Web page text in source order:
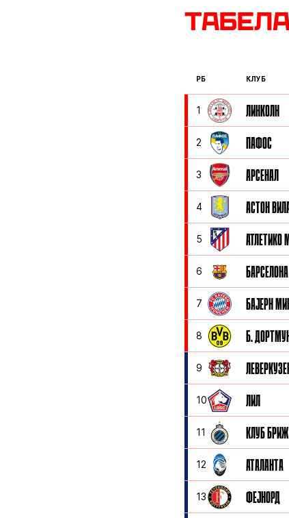
РБ КЛУБ
1 ЛИНКОЛН
2 ПАФОС
3 АРСЕНАЛ
4 АСТОН
5 АТЛЕТИКО
6 БАРСЕЛОНА
7 БАЈЕРН
8 Б.
9
10 ЛИЛ
11 КЛУБ БРИЖ
12 АТАЛАНТА
13 ФЕЈНОРД